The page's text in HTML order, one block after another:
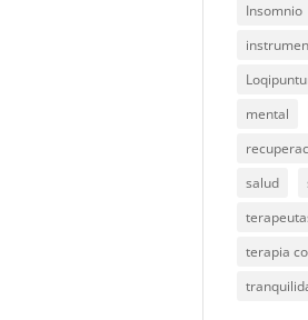
Insomnio
mental
salud
terapia